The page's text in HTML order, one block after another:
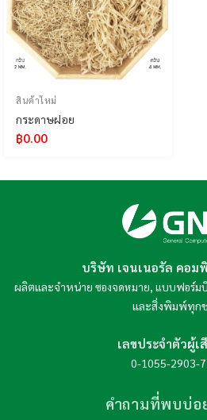
สินค้าใหม่
กระดาษฝอย
฿0.00
บริษัท เจนเนอรัล คอม
ผลิตและจำหน่าย ซองจดหมาย, แบบฟอร์ม
และสิ่งพิมพ์ทุก
เลขประจำตัวผู้เ
0-1055-2903-
คำถามที่พบบ่อ